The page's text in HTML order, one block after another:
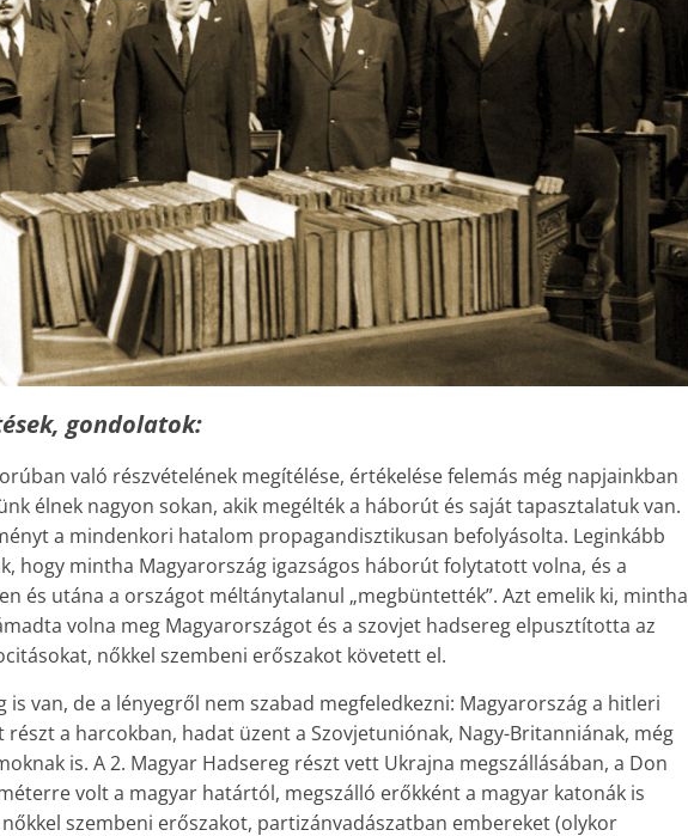
gondolatok:
való részvételének megítélése, értékelése felemás még napjainkban
élnek nagyon sokan, akik megélték a háborút és saját tapasztalatuk van.
a mindenkori hatalom propagandisztikusan befolyásolta. Leginkább
hogy mintha Magyarország igazságos háborút folytatott volna, és a
és utána a országot méltánytalanul „megbüntették”. Azt emelik ki, mintha
volna meg Magyarországot és a szovjet hadsereg elpusztította az
nőkkel szembeni erőszakot követett el.
is van, de a lényegről nem szabad megfeledkezni: Magyarország a hitleri
a harcokban, hadat üzent a Szovjetuniónak, Nagy-Britanniának, még
is. A 2. Magyar Hadsereg részt vett Ukrajna megszállásában, a Don
volt a magyar határtól, megszálló erőkként a magyar katonák is
szembeni erőszakot, partizánvadászatban embereket (olykor